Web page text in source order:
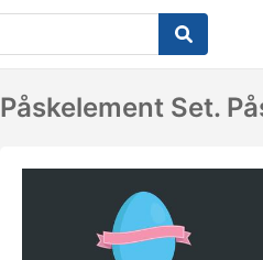
Påskelement Set.